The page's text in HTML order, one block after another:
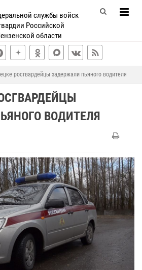
службы войск
Российской
области
росгвардейцы задержали пьяного водителя
ВОДИТЕЛЯ